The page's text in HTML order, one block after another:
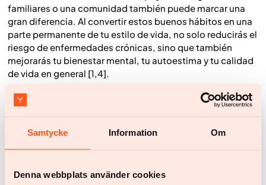
Samtycke Information Om
Denna webbplats använder cookies
familiares o una comunidad también puede marcar una
gran diferencia. Al convertir estos buenos hábitos en una
parte permanente de tu estilo de vida, no solo reducirás el
riesgo de enfermedades crónicas, sino que también
mejorarás tu bienestar mental, tu autoestima y tu calidad
de vida en general [1,4].
Avanzar: grandes beneficios a partir de
pequeños cambios
Incluso una pérdida de peso moderada puede tener
beneficios profundos y duraderos para la salud: desde
hasta menos dolor articular y más energía. En Yazen